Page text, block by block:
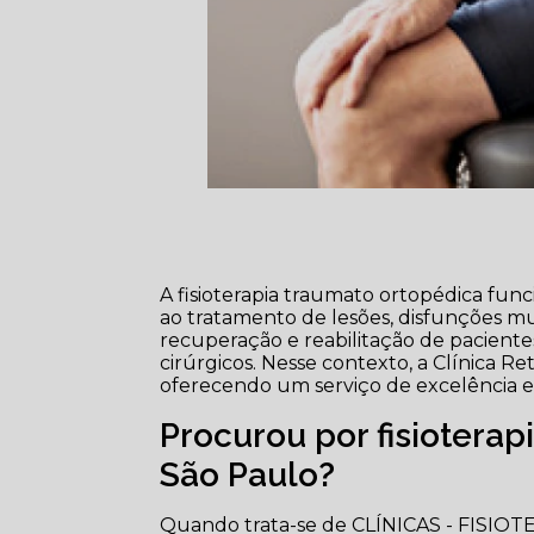
A fisioterapia traumato ortopédica
ao tratamento de lesões, disfunções
recuperação e reabilitação de
cirúrgicos. Nesse contexto, a Clínica
oferecendo um serviço de excelência
Procurou por
São Paulo?
Quando trata-se de CLÍNICAS -